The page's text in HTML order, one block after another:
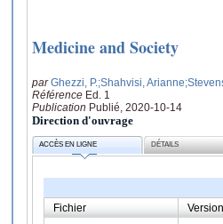
Medicine and Society
parGhezzi, P.;Shahvisi, Arianne
Référence Ed. 1
Publication Publié, 2020-10-14
Direction d'ouvrage
ACCÈS EN LIGNE DÉTAILS
Fichier Version